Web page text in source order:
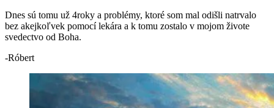
Dnes sú tomu už 4roky a problémy, ktoré som mal odišli natrvalo
bez akejkoľvek pomocí lekára a k tomu zostalo v mojom živote
svedectvo od Boha.
-Róbert